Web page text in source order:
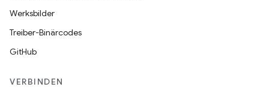
Werksbilder
Treiber-Binärcodes
GitHub
VERBINDEN